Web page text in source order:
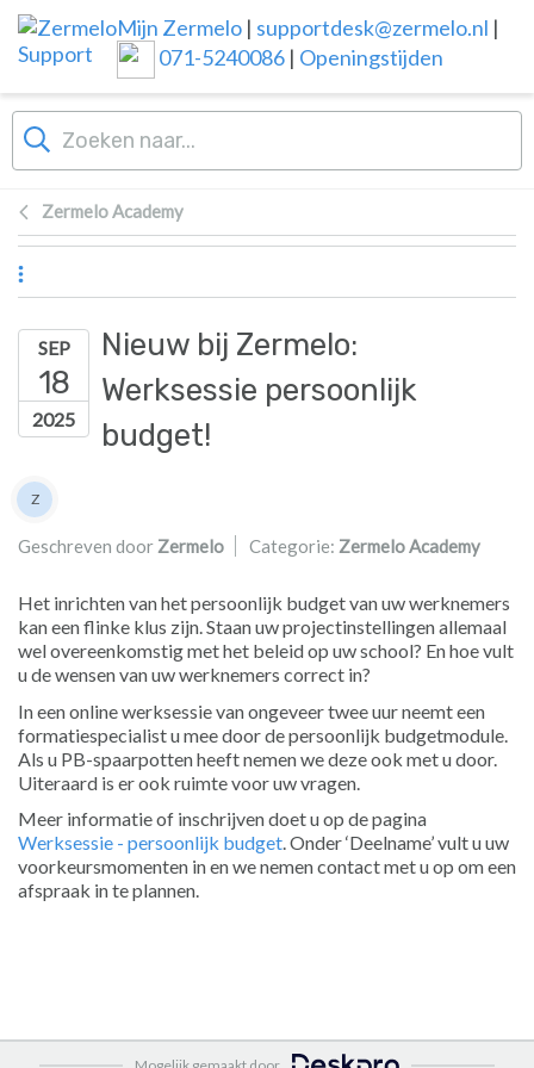
Overslaan naar hoofdinhoud
Mijn Zermelo | supportdesk@zermelo.nl |
071-5240086 | Openingstijden
Zermelo Academy
SEP
18
2025
Nieuw bij Zermelo:
Werksessie persoonlijk
budget!
Lijst van auteurs
Z
Geschreven door Zermelo Categorie: Zermelo Academy
Het inrichten van het persoonlijk budget van uw werknemers
kan een flinke klus zijn. Staan uw projectinstellingen allemaal
wel overeenkomstig met het beleid op uw school? En hoe vult
u de wensen van uw werknemers correct in?
In een online werksessie van ongeveer twee uur neemt een
formatiespecialist u mee door de persoonlijk budgetmodule.
Als u PB-spaarpotten heeft nemen we deze ook met u door.
Uiteraard is er ook ruimte voor uw vragen.
Meer informatie of inschrijven doet u op de pagina
Werksessie - persoonlijk budget. Onder ‘Deelname’ vult u uw
voorkeursmomenten in en we nemen contact met u op om een
afspraak in te plannen.